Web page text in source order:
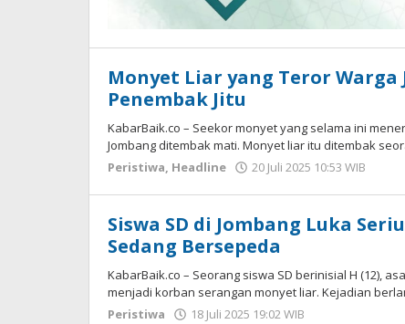
Monyet Liar yang Teror
Penembak Jitu
KabarBaik.co – Seekor monyet yang selama ini
Jombang ditembak mati. Monyet liar itu ditembak
Peristiwa, Headline 20 Juli 2025 10:53 WIB
Siswa SD di Jombang Luka
Sedang Bersepeda
KabarBaik.co – Seorang siswa SD berinisial H (12),
menjadi korban serangan monyet liar. Kejadian
Peristiwa
18 Juli 2025 19:02 WIB